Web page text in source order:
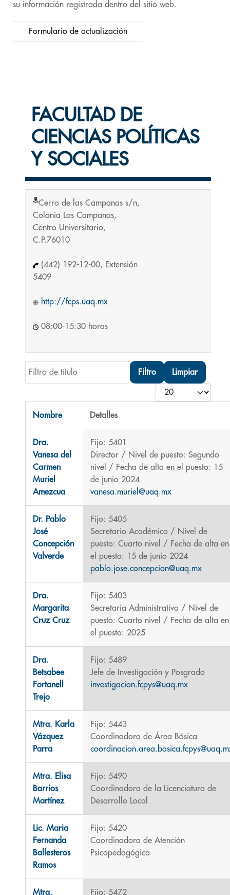
su información registrada dentro del sitio web.
Formulario de actualización
FACULTAD DE
CIENCIAS POLÍTICAS
Y SOCIALES
Cerro de las Campanas s/n,
Colonia Las Campanas,
Centro Universitario,
C.P.76010
(442) 192-12-00, Extensión
5409
http://fcps.uaq.mx
08:00-15:30 horas
Filtro de título
Filtro Limpiar
Cantidad
Nombre Detalles
Dra.
Vanesa del
Carmen
Muriel
Amezcua
Fijo: 5401
Director / Nivel de puesto: Segundo
nivel / Fecha de alta en el puesto: 15
de junio 2024
vanesa.muriel@uaq.mx
Dr. Pablo
José
Concepción
Valverde
Fijo: 5405
Secretario Académico / Nivel de
puesto: Cuarto nivel / Fecha de alta en
el puesto: 15 de junio 2024
pablo.jose.concepcion@uaq.mx
Dra.
Margarita
Cruz Cruz
Fijo: 5403
Secretaria Administrativa / Nivel de
puesto: Cuarto nivel / Fecha de alta en
el puesto: 2025
Dra.
Betsabee
Fortanell
Trejo
Fijo: 5489
Jefe de Investigación y Posgrado
investigacion.fcpys@uaq.mx
Mtra. Karla
Vázquez
Parra
Fijo: 5443
Coordinadora de Área Básica
Mtra. Elisa
Barrios
Martínez
Fijo: 5490
Coordinadora de la Licenciatura de
Desarrollo Local
Lic. Maria
Fernanda
Ballesteros
Ramos
Fijo: 5420
Coordinadora de Atención
Psicopedagógica
Mtra. Fijo: 5472